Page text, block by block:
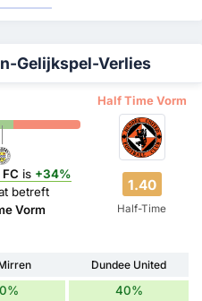
Gelijkspel-Verlies
Half Time Vorm
is +34%
betreft
Vorm
1.40
Half-Time
Dundee United
40%